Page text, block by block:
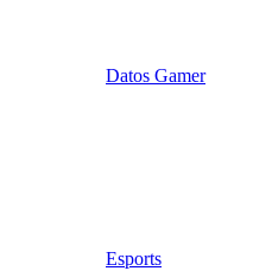
Datos Gamer
Esports